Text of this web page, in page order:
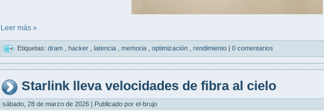
Leer más »
Etiquetas: dram hacker latencia memoria optimización rendimiento | 0 comentarios
Starlink lleva velocidades de fibra al cielo
sábado, 28 de marzo de 2026 | Publicado por el-brujo